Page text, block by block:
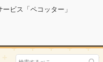
ビス「ペコッター」